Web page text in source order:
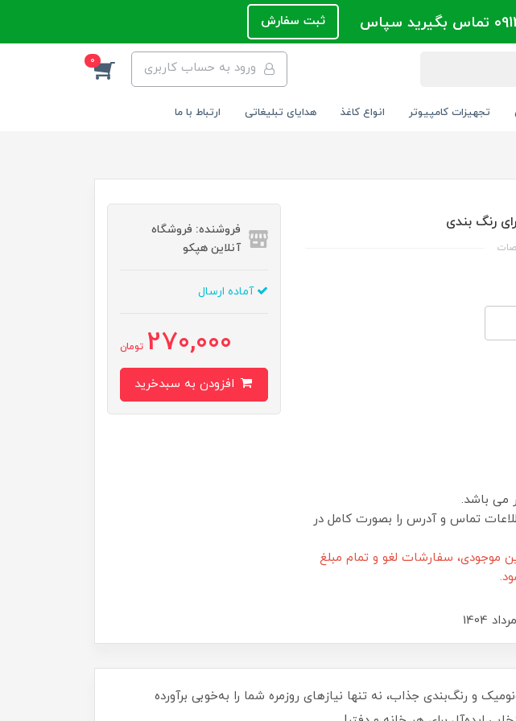
ثبت سفارش
ورود به حساب کاربری 0
تجهیزات کامپیوتر انواع کاغذ هدایای تبلیغاتی ارتباط با ما
می باشد.
تماس و آدرس را بصورت کامل در
موجودی، سفارشات لغو و تمام مبلغ
فروشنده: فروشگاه
آنلاین هپکو
آماده ارسال
270,000 تومان
ارگونومیک و رنگ‌بندی جذاب، نه تنها نیازهای روزمره شما را به‌خوبی برآورده